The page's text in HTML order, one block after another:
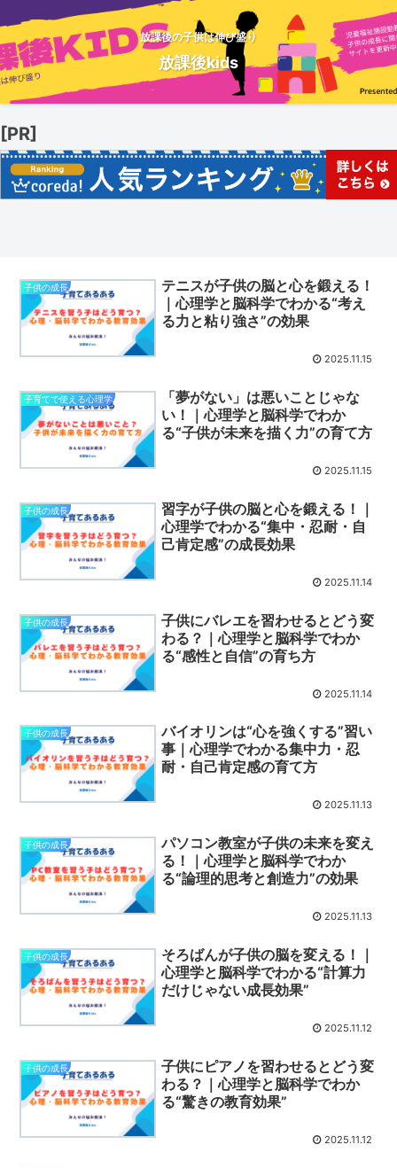
放課後の子供は伸び盛り
放課後kids
[PR]
子供の成長
テニスが子供の脳と心を鍛える！
｜心理学と脳科学でわかる“考え
る力と粘り強さ”の効果
2025.11.15
子育てで使える心理学
「夢がない」は悪いことじゃな
い！｜心理学と脳科学でわか
る“子供が未来を描く力”の育て方
2025.11.15
子供の成長
習字が子供の脳と心を鍛える！｜
心理学でわかる“集中・忍耐・自
己肯定感”の成長効果
2025.11.14
子供の成長
子供にバレエを習わせるとどう変
わる？｜心理学と脳科学でわか
る“感性と自信”の育ち方
2025.11.14
子供の成長
バイオリンは“心を強くする”習い
事｜心理学でわかる集中力・忍
耐・自己肯定感の育て方
2025.11.13
子供の成長
パソコン教室が子供の未来を変え
る！｜心理学と脳科学でわか
る“論理的思考と創造力”の効果
2025.11.13
子供の成長
そろばんが子供の脳を変える！｜
心理学と脳科学でわかる“計算力
だけじゃない成長効果”
2025.11.12
子供の成長
子供にピアノを習わせるとどう変
わる？｜心理学と脳科学でわか
る“驚きの教育効果”
2025.11.12